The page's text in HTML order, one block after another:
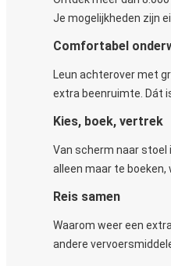
Je mogelijkheden zijn
Comfortabel
Leun achterover met
extra beenruimte. Dát
Kies, boek, vertrek
Van scherm naar stoel
alleen maar te boeken,
Reis samen
Waarom weer een
andere